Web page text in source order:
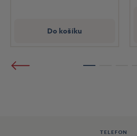
Do košíku
TELEFON